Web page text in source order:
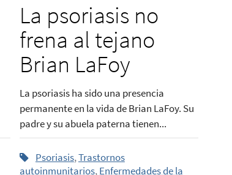
La psoriasis no
frena al tejano
Brian LaFoy
La psoriasis ha sido una presencia
permanente en la vida de Brian LaFoy. Su
padre y su abuela paterna tienen...
Psoriasis,Trastornos
autoinmunitarios,Enfermedades de la